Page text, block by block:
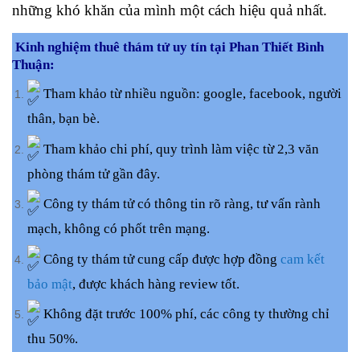
những khó khăn của mình một cách hiệu quả nhất.
Kinh nghiệm thuê thám tử uy tín tại Phan Thiết Bình
Thuận:
Tham khảo từ nhiều nguồn: google, facebook, người
thân, bạn bè.
Tham khảo chi phí, quy trình làm việc từ 2,3 văn
phòng thám tử gần đây.
Công ty thám tử có thông tin rõ ràng, tư vấn rành
mạch, không có phốt trên mạng.
Công ty thám tử cung cấp được hợp đồng cam kết
bảo mật, được khách hàng review tốt.
Không đặt trước 100% phí, các công ty thường chỉ
thu 50%.